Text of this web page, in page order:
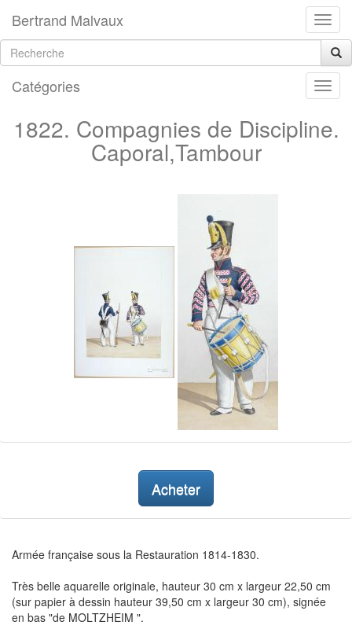
Bertrand Malvaux
Catégories
1822. Compagnies de Discipline.
Caporal,Tambour
Acheter
Armée française sous la Restauration 1814-1830.
Très belle aquarelle originale, hauteur 30 cm x largeur 22,50 cm
(sur papier à dessin hauteur 39,50 cm x largeur 30 cm), signée
en bas "de MOLTZHEIM ".